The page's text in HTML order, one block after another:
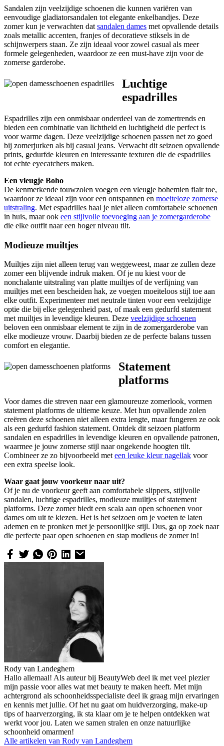
Sandalen zijn veelzijdige schoenen die kunnen variëren van
eenvoudige gladiatorsandalen tot elegante enkelbandjes. Deze
zomer kun je verwachten dat sandalen dames met opvallende details
zoals metallic accenten, franjes of decoratieve stiksels in de
schijnwerpers staan. Ze zijn ideaal voor zowel casual als meer
formele gelegenheden, waardoor ze een must-have zijn voor de
zomerse garderobe.
Luchtige
espadrilles
Espadrilles zijn een onmisbaar onderdeel van de zomertrends en
bieden een combinatie van lichtheid en luchtigheid die perfect is
voor warme dagen. Deze veelzijdige schoenen passen net zo goed
bij zomerjurken als bij casual jeans. Verwacht dit seizoen opvallende
prints, gedurfde kleuren en interessante texturen die de espadrilles
tot echte eyecatchers maken.
Een vleugje Boho
De kenmerkende touwzolen voegen een vleugje bohemien flair toe,
waardoor ze ideaal zijn voor een ontspannen en moeiteloze zomerse
uitstraling. Met espadrilles haal je niet alleen comfortabele schoenen
in huis, maar ook een stijlvolle toevoeging aan je zomergarderobe
die elke outfit naar een hoger niveau tilt.
Modieuze muiltjes
Muiltjes zijn niet alleen terug van weggeweest, maar ze zullen deze
zomer een blijvende indruk maken. Of je nu kiest voor de
nonchalante uitstraling van platte muiltjes of de verfijning van
muiltjes met een bescheiden hak, ze voegen moeiteloos stijl toe aan
elke outfit. Experimenteer met neutrale tinten voor een veelzijdige
optie die bij elke gelegenheid past, of maak een gedurfd statement
met muiltjes in levendige kleuren. Deze veelzijdige schoenen
beloven een onmisbaar element te zijn in de zomergarderobe van
elke modieuze vrouw. Daarbij bieden ze de perfecte balans tussen
comfort en elegantie.
Statement
platforms
Voor dames die streven naar een glamoureuze zomerlook, vormen
statement platforms de ultieme keuze. Met hun opvallende zolen
creëren deze schoenen niet alleen extra lengte, maar fungeren ze ook
als een gedurfd fashion statement. Ontdek dit seizoen platform
sandalen en espadrilles in levendige kleuren en opvallende patronen,
waarmee je jouw zomerse stijl naar ongekende hoogten tilt.
Combineer ze zo bijvoorbeeld met een leuke kleur nagellak voor
een extra speelse look.
Waar gaat jouw voorkeur naar uit?
Of je nu de voorkeur geeft aan comfortabele slippers, stijlvolle
sandalen, luchtige espadrilles, modieuze muiltjes of statement
platforms. Deze zomer biedt een scala aan open schoenen voor
dames om uit te kiezen. Het is het seizoen om je voeten te laten
ademen en te pronken met je persoonlijke stijl. Dus, ga op zoek naar
die perfecte paar open schoenen en stap modieus de zomer in!
Rody van Landeghem
Hallo allemaal! Als auteur bij BeautyWeb deel ik met veel plezier
mijn passie voor alles wat met beauty te maken heeft. Met mijn
achtergrond als schoonheidsspecialiste deel ik graag mijn ervaringen
en kennis met jullie. Of het nu gaat om huidverzorging, make-up
tips of haarverzorging, ik sta klaar om je te helpen ontdekken wat
werkt voor jou. Laten we samen stralen en onze natuurlijke
schoonheid omarmen!
Alle artikelen van Rody van Landeghem